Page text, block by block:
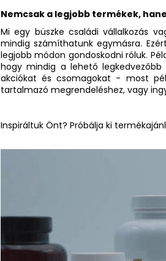
Nemcsak a legjobb termékek,
Mi egy büszke családi vállalkozás
mindig számíthatunk egymásra.
legjobb módon gondoskodni róluk.
hogy mindig a lehető
akciókat és csomagokat - most
tartalmazó megrendeléshez, vagy
Inspiráltuk Önt? Próbálja ki